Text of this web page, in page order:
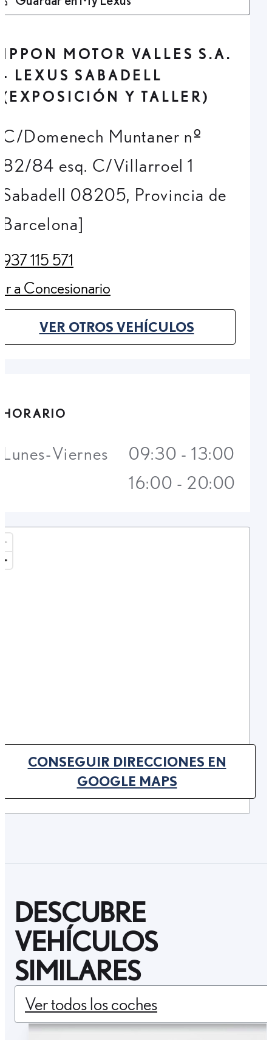
IPPON MOTOR VALLES S.A.
- LEXUS SABADELL
(EXPOSICIÓN Y TALLER)
C/Domenech Muntaner nº
82/84 esq. C/Villarroel 1
Sabadell 08205, Provincia de
Barcelona]
937 115 571
(Opens in new tab)
Ir a Concesionario
(Opens in new tab)
VER OTROS VEHÍCULOS
(OPENS IN NEW TAB)
CONSEGUIR DIRECCIONES EN
GOOGLE MAPS(OPENS IN NEW TAB)
HORARIO
Lunes-Viernes
09:30 - 13:00
16:00 - 20:00
DESCUBRE
VEHÍCULOS
SIMILARES
Ver todos los coches